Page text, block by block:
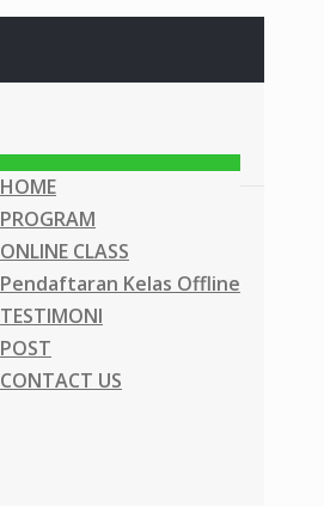
HOME
PROGRAM
ONLINE CLASS
Pendaftaran Kelas Offline
TESTIMONI
POST
CONTACT US